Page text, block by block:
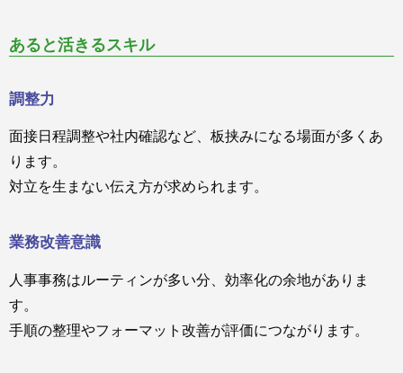
あると活きるスキル
調整力
面接日程調整や社内確認など、板挟みになる場面が多くあ
ります。
対立を生まない伝え方が求められます。
業務改善意識
人事事務はルーティンが多い分、効率化の余地がありま
す。
手順の整理やフォーマット改善が評価につながります。